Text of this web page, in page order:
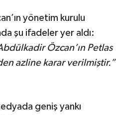
yönetim kurulu
şu ifadeler yer aldı:
Özcan’ın Petlas
azline karar verilmiştir.”
geniş yankı